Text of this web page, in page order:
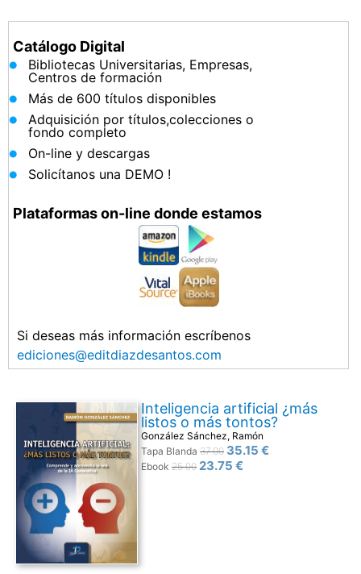
Catálogo Digital
Bibliotecas Universitarias, Empresas,
Centros de formación
Más de 600 títulos disponibles
Adquisición por títulos,colecciones o
fondo completo
On-line y descargas
Solicítanos una DEMO !
Plataformas on-line donde estamos
Si deseas más información escríbenos
ediciones@editdiazdesantos.com
Inteligencia artificial ¿más
listos o más tontos?
González Sánchez, Ramón
Tapa Blanda 37.00 35.15 €
Ebook 25.00 23.75 €